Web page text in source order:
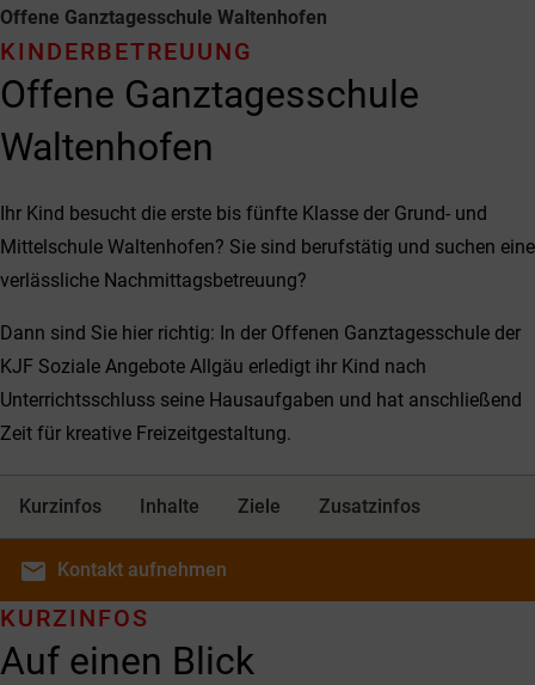
Offene Ganztagesschule Waltenhofen
Offene Ganztagesschule
Waltenhofen
KINDER­BETREUUNG
Ihr Kind besucht die erste bis fünfte Klasse der Grund- und
Mittelschule Waltenhofen? Sie sind berufstätig und suchen eine
verlässliche Nachmittagsbetreuung?
Dann sind Sie hier richtig: In der Offenen Ganztagesschule der
KJF Soziale Angebote Allgäu erledigt ihr Kind nach
Unterrichtsschluss seine Hausaufgaben und hat anschließend
Zeit für kreative Freizeitgestaltung.
Kurzinfos Inhalte Ziele Zusatzinfos
email Kontakt aufnehmen
Auf einen Blick
KURZINFOS